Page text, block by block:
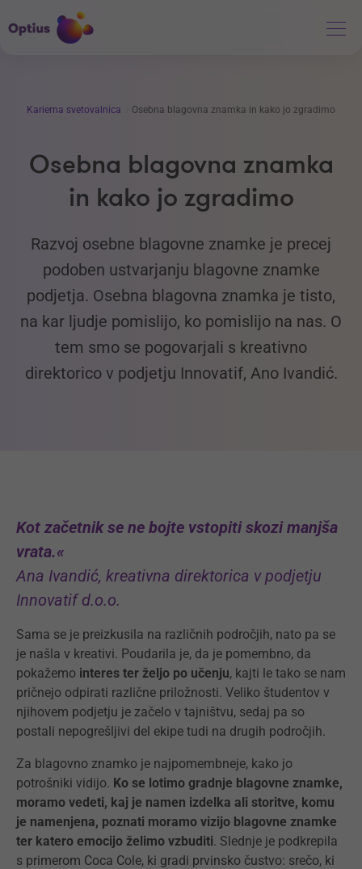
Karierna svetovalnica Osebna blagovna znamka in kako jo zgradimo
Osebna blagovna znamka
in kako jo zgradimo
Razvoj osebne blagovne znamke je precej
podoben ustvarjanju blagovne znamke
podjetja. Osebna blagovna znamka je tisto,
na kar ljudje pomislijo, ko pomislijo na nas. O
tem smo se pogovarjali s kreativno
direktorico v podjetju Innovatif, Ano Ivandić.
Kot začetnik se ne bojte vstopiti skozi manjša
vrata.«
Ana Ivandić, kreativna direktorica v podjetju
Innovatif d.o.o.
Sama se je preizkusila na različnih področjih, nato pa se
je našla v kreativi. Poudarila je, da je pomembno, da
pokažemo interes ter željo po učenju, kajti le tako se nam
pričnejo odpirati različne priložnosti. Veliko študentov v
njihovem podjetju je začelo v tajništvu, sedaj pa so
postali nepogrešljivi del ekipe tudi na drugih področjih.
Za blagovno znamko je najpomembneje, kako jo
potrošniki vidijo. Ko se lotimo gradnje blagovne znamke,
moramo vedeti, kaj je namen izdelka ali storitve, komu
je namenjena, poznati moramo vizijo blagovne znamke
ter katero emocijo želimo vzbuditi. Slednje je podkrepila
s primerom Coca Cole, ki gradi prvinsko čustvo: srečo, ki